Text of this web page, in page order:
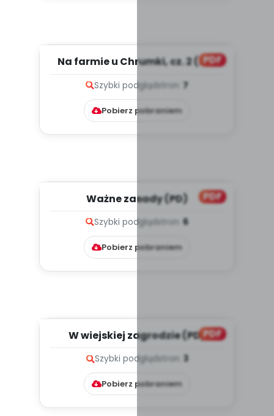
PDF
Na farmie u Chrumki, cz. 2 (PD)
Szybki podglądstron: 7
Pobierz pobraniem
PDF
Ważne zasady (PD)
Szybki podglądstron: 6
Pobierz pobraniem
PDF
W wiejskiej zagrodzie (PD)
Szybki podgląd stron: 3
Pobierz pobraniem